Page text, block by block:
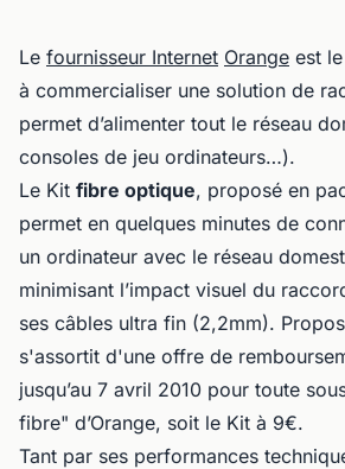
Le fournisseur Internet Orange est
à commercialiser une solution de
permet d’alimenter tout le réseau
consoles de jeu ordinateurs…).
Le Kit fibre optique, proposé en
permet en quelques minutes de
un ordinateur avec le réseau
minimisant l’impact visuel du
ses câbles ultra fin (2,2mm).
s'assortit d'une offre de
jusqu’au 7 avril 2010 pour toute
fibre" d’Orange, soit le Kit à 9€.
Tant par ses performances